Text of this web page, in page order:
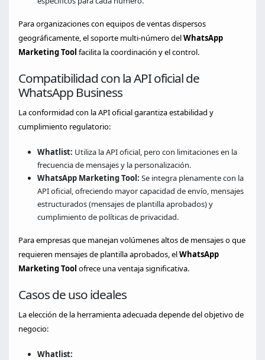
Para organizaciones con equipos de ventas dispersos
geográficamente, el soporte multi-número delWhatsApp
Marketing Tool facilita la coordinación y el control.
Compatibilidad con la API oficial de
WhatsApp Business
La conformidad con la API oficial garantiza estabilidad y
cumplimiento regulatorio:
Whatlist: Utiliza la API oficial, pero con limitaciones en la
frecuencia de mensajes y la personalización.
WhatsApp Marketing Tool: Se integra plenamente con la
API oficial, ofreciendo mayor capacidad de envío, mensajes
estructurados (mensajes de plantilla aprobados) y
cumplimiento de políticas de privacidad.
Para empresas que manejan volúmenes altos de mensajes o que
requieren mensajes de plantilla aprobados, elWhatsApp
Marketing Tool ofrece una ventaja significativa.
Casos de uso ideales
La elección de la herramienta adecuada depende del objetivo de
negocio:
Whatlist: